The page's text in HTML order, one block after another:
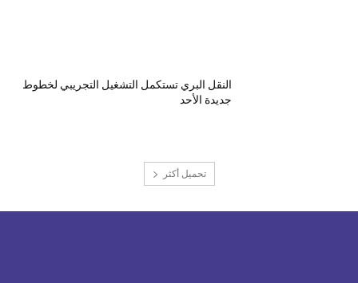
النقل البري تستكمل التشغيل التجريبي لخطوط
جديدة الأحد
تحميل أكثر